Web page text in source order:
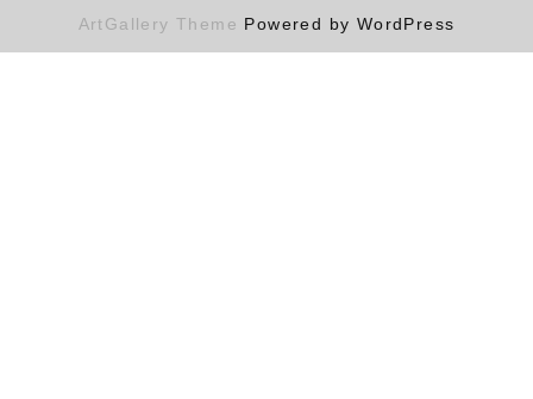
ArtGallery Theme Powered by WordPress